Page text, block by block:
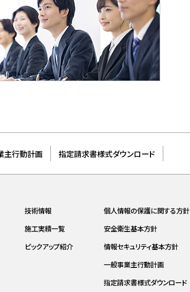
主行動計画 指定請求書様式ダウンロード
技術情報
施工実績一覧
ピックアップ紹介
個人情報の保護に関する方針
安全衛生基本方針
情報セキュリティ基本方針
一般事業主行動計画
指定請求書様式ダウンロード